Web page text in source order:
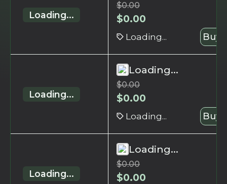
Loading...
$0.00
$0.00
Loading... Buy
Loading...
Loading...
$0.00
$0.00
Loading... Buy
Loading...
Loading...
$0.00
$0.00